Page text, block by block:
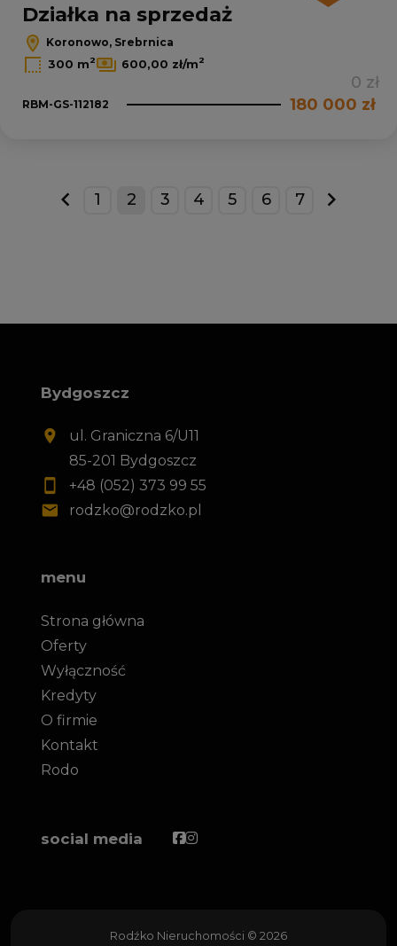
Działka na sprzedaż
Koronowo, Srebrnica
300 m2 600,00 zł/m2
0 zł
RBM-GS-112182 180 000 zł
prev
1 2 3 4 5 6 7
next
Bydgoszcz
ul. Graniczna 6/U11
85-201 Bydgoszcz
+48 (052) 373 99 55
rodzko@rodzko.pl
menu
Strona główna
Oferty
Wyłączność
Kredyty
O firmie
Kontakt
Rodo
social media Facebook
Facebook
Rodźko Nieruchomości © 2026